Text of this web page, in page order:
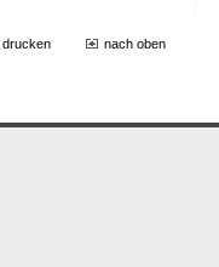
drucken nach oben